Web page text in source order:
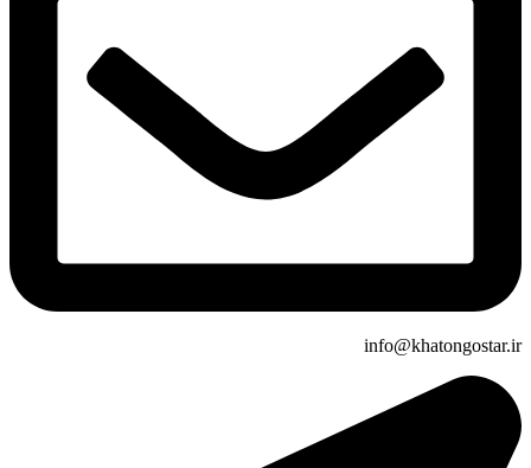
info@khatongostar.ir